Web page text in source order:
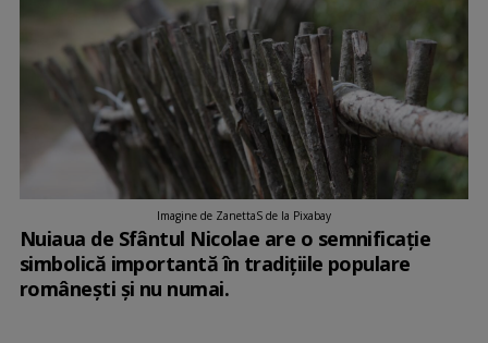
Imagine de ZanettaS de la Pixabay
Nuiaua de Sfântul Nicolae are o semnificație
simbolică importantă în tradițiile populare
românești și nu numai.